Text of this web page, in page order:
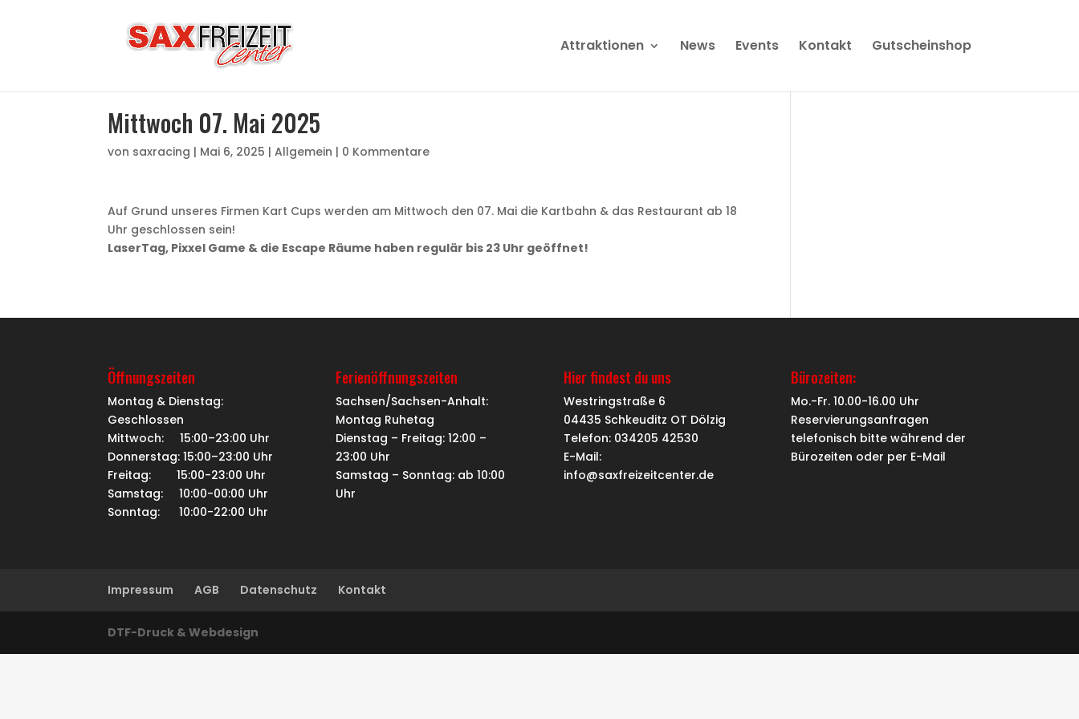
Attraktionen News Events Kontakt Gutscheinshop
Mittwoch 07. Mai 2025
von saxracing | Mai 6, 2025 |Allgemein | 0 Kommentare
Auf Grund unseres Firmen Kart Cups werden am Mittwoch den 07. Mai die Kartbahn & das Restaurant ab 18
Uhr geschlossen sein!
LaserTag, Pixxel Game & die Escape Räume haben regulär bis 23 Uhr geöffnet!
Öffnungszeiten
Montag & Dienstag:
Geschlossen
Mittwoch: 15:00–23:00 Uhr
Donnerstag: 15:00–23:00 Uhr
Freitag: 15:00-23:00 Uhr
Samstag: 10:00-00:00 Uhr
Sonntag: 10:00-22:00 Uhr
Ferienöffnungszeiten
Sachsen/Sachsen-Anhalt:
Montag Ruhetag
Dienstag – Freitag: 12:00 –
23:00 Uhr
Samstag – Sonntag: ab 10:00
Uhr
Hier findest du uns
Westringstraße 6
04435 Schkeuditz OT Dölzig
Telefon: 034205 42530
E-Mail:
info@saxfreizeitcenter.de
Bürozeiten:
Mo.-Fr. 10.00-16.00 Uhr
Reservierungsanfragen
telefonisch bitte während der
Bürozeiten oder per E-Mail
Impressum AGB Datenschutz Kontakt
DTF-Druck & Webdesign